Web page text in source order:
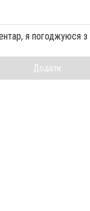
я погоджуюся з
Додати